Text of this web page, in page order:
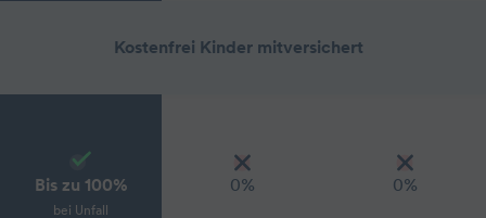
Kostenfrei Kinder mitversichert
Bis zu 100%
bei Unfall
0% 0%